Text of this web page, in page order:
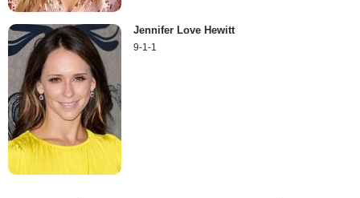
Jennifer Love Hewitt
9-1-1